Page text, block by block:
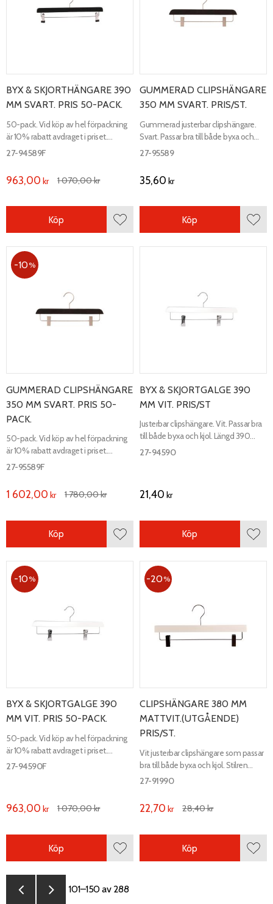
BYX & SKJORTHÄNGARE 390
MM SVART. PRIS 50-PACK.
50-pack. Vid köp av hel förpackning
är 10% rabatt avdraget i priset.
Justerbar clipshängare. Svart. Längd
27-94589F
963,00 kr 1 070,00kr
Lägg till i favoriter
Köp
GUMMERAD CLIPSHÄNGARE
350 MM SVART. PRIS/ST.
Gummerad justerbar clipshängare.
Svart. Passar bra till både byxa och
kjol. Längd 350 mm, bredd 13 mm.
27-95589
35,60 kr
Köp
GUMMERAD CLIPSHÄNGARE
350 MM SVART. PRIS 50-
PACK.
50-pack. Vid köp av hel förpackning
är 10% rabatt avdraget i priset.
Gummerad justerbar clipshängare.
27-95589F
1 602,00 kr 1 780,00kr
10%
Lägg till i favoriter
Köp
BYX & SKJORTGALGE 390
MM VIT. PRIS/ST
Justerbar clipshängare. Vit. Passar bra
till både byxa och kjol. Längd 390
mm, bredd 12 mm.
27-94590
21,40 kr
Köp
BYX & SKJORTGALGE 390
MM VIT. PRIS 50-PACK.
50-pack. Vid köp av hel förpackning
är 10% rabatt avdraget i priset.
Justerbar clipshängare. Vit. Längd 390
27-94590F
963,00 kr 1 070,00kr
10%
Lägg till i favoriter
Köp
CLIPSHÄNGARE 380 MM
MATTVIT.(UTGÅENDE)
PRIS/ST.
Vit justerbar clipshängare som passar
bra till både byxa och kjol. Stilren
modern hängare med blank krok och
27-91990
22,70 kr 28,40kr
20%
Köp
101–150av 288